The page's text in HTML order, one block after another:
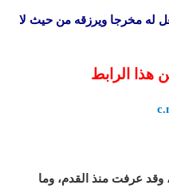
له مخرجا ويرزقه من حيث لا
هذا الرابط
وقد عرفت منذ القدم، وما